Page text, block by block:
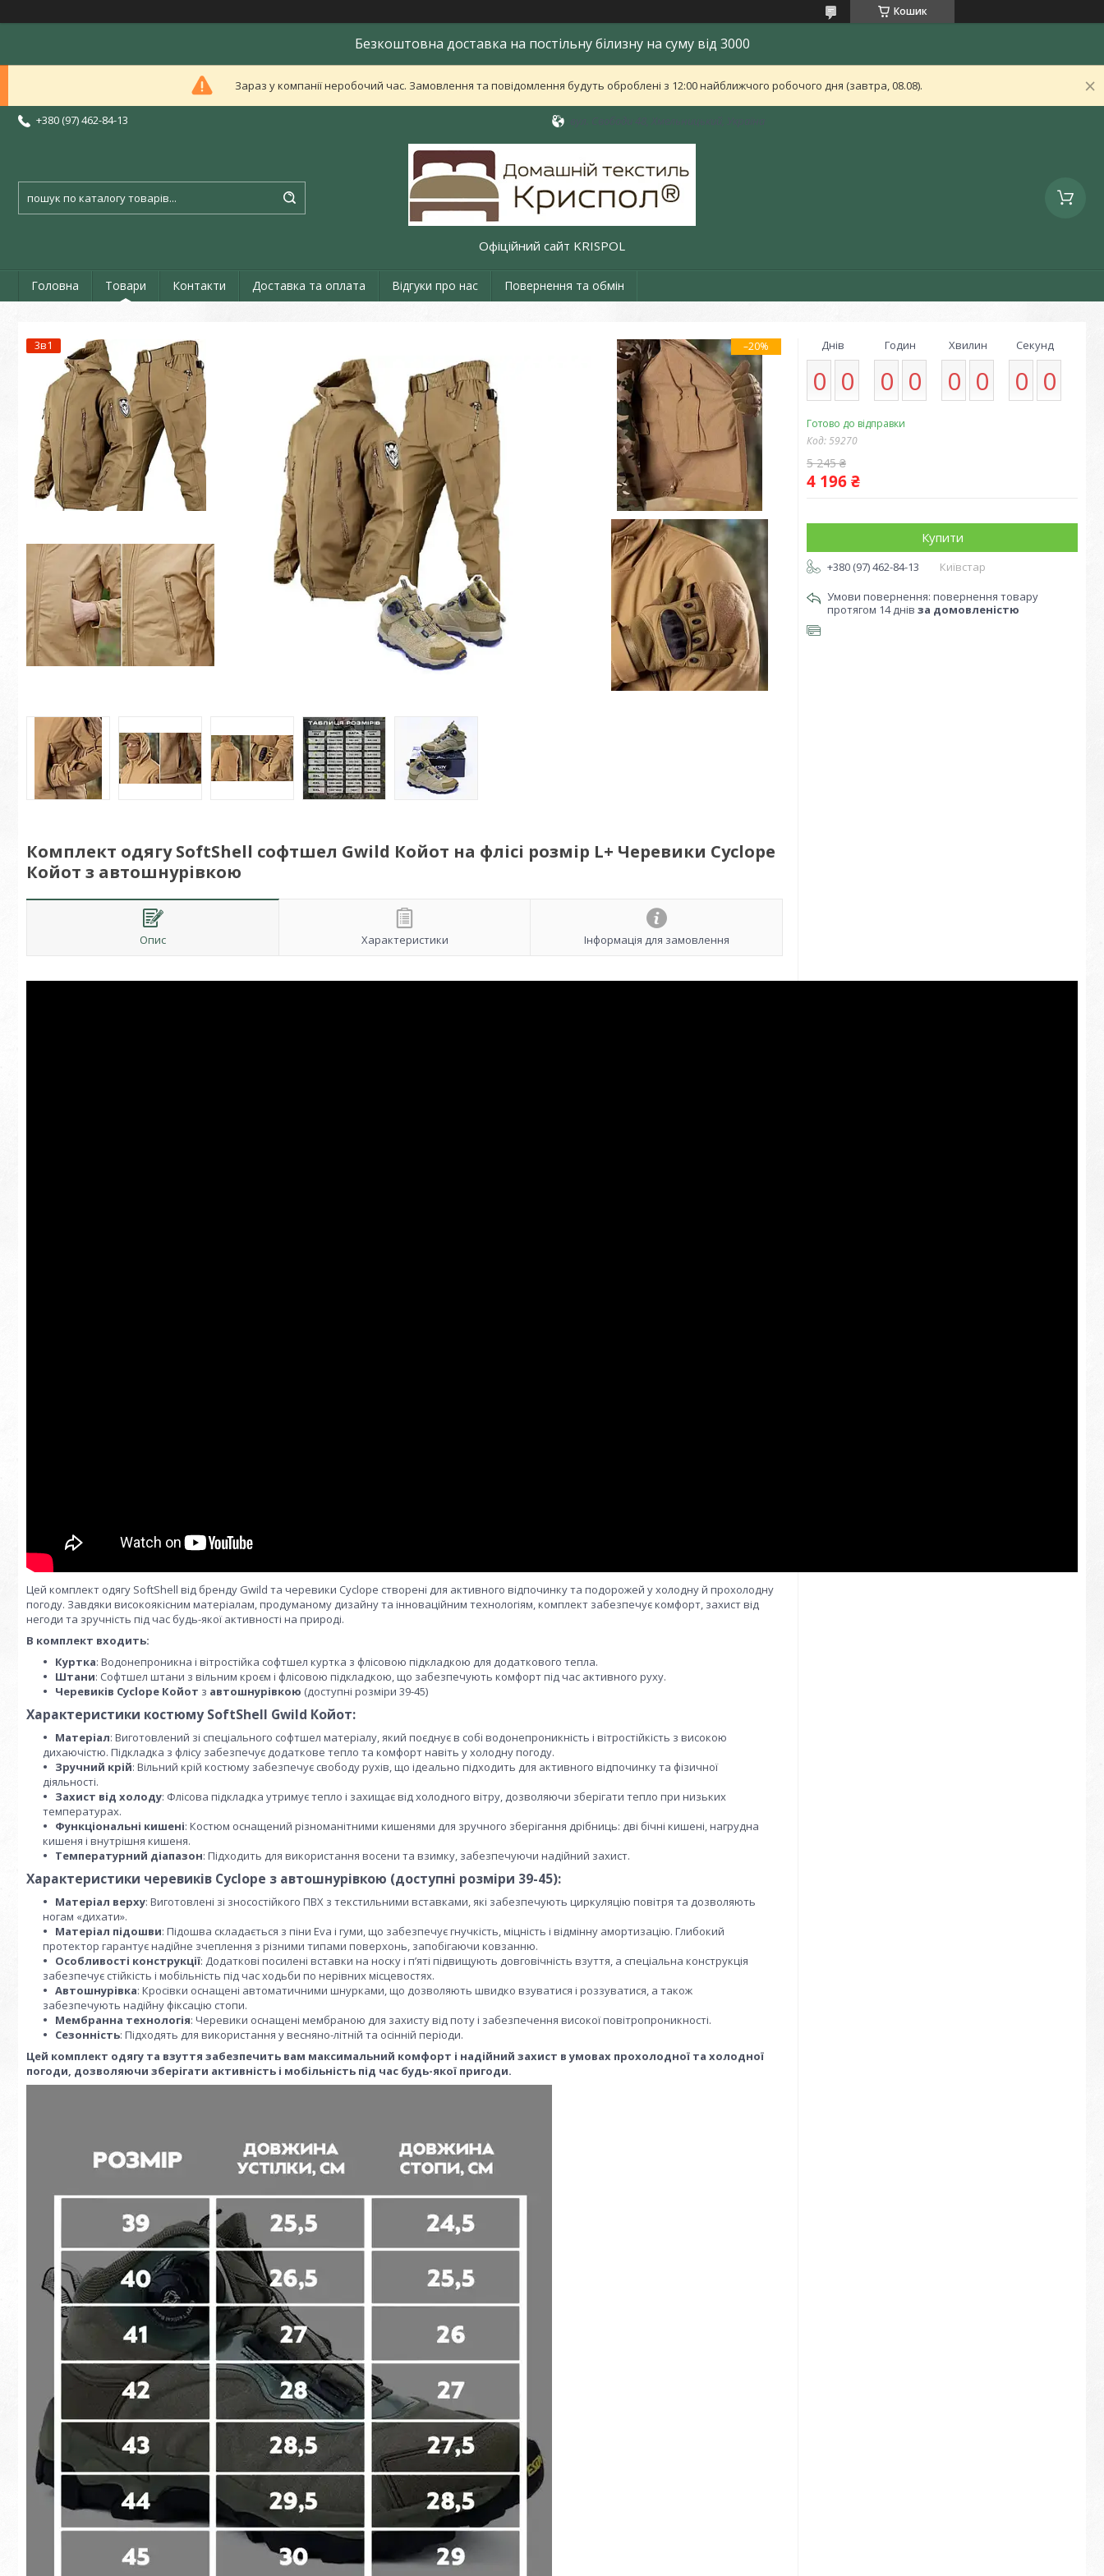
Кошик
Безкоштовна доставка на постільну білизну на суму від 3000
Зараз у компанії неробочий час. Замовлення та повідомлення будуть оброблені з 12:00 найближчого робочого дня (завтра, 08.08).
+380 (97) 462-84-13
Офіційний сайт KRISPOL
Головна Товари Контакти Доставка та оплата Відгуки про нас Повернення та обмін
3в1 –20%
Комплект одягу SoftShell софтшел Gwild Койот на флісі розмір L+ Черевики Cyclope
Койот з автошнурівкою
Опис Характеристики Інформація для замовлення
Цей комплект одягу SoftShell від бренду Gwild та черевики Cyclope створені для активного відпочинку та подорожей у холодну й прохолодну
погоду. Завдяки високоякісним матеріалам, продуманому дизайну та інноваційним технологіям, комплект забезпечує комфорт, захист від
негоди та зручність під час будь-якої активності на природі.
В комплект входить:
Куртка: Водонепроникна і вітростійка софтшел куртка з флісовою підкладкою для додаткового тепла.
Штани: Софтшел штани з вільним кроєм і флісовою підкладкою, що забезпечують комфорт під час активного руху.
Черевиків Cyclope Койот з автошнурівкою (доступні розміри 39-45)
Характеристики костюму SoftShell Gwild Койот:
Матеріал: Виготовлений зі спеціального софтшел матеріалу, який поєднує в собі водонепроникність і вітростійкість з високою
дихаючістю. Підкладка з флісу забезпечує додаткове тепло та комфорт навіть у холодну погоду.
Зручний крій: Вільний крій костюму забезпечує свободу рухів, що ідеально підходить для активного відпочинку та фізичної
діяльності.
Захист від холоду: Флісова підкладка утримує тепло і захищає від холодного вітру, дозволяючи зберігати тепло при низьких
температурах.
Функціональні кишені: Костюм оснащений різноманітними кишенями для зручного зберігання дрібниць: дві бічні кишені, нагрудна
кишеня і внутрішня кишеня.
Температурний діапазон: Підходить для використання восени та взимку, забезпечуючи надійний захист.
Характеристики черевиків Cyclope з автошнурівкою (доступні розміри 39-45):
Матеріал верху: Виготовлені зі зносостійкого ПВХ з текстильними вставками, які забезпечують циркуляцію повітря та дозволяють
ногам «дихати».
Матеріал підошви: Підошва складається з піни Eva і гуми, що забезпечує гнучкість, міцність і відмінну амортизацію. Глибокий
протектор гарантує надійне зчеплення з різними типами поверхонь, запобігаючи ковзанню.
Особливості конструкції: Додаткові посилені вставки на носку і п’яті підвищують довговічність взуття, а спеціальна конструкція
забезпечує стійкість і мобільність під час ходьби по нерівних місцевостях.
Автошнурівка: Кросівки оснащені автоматичними шнурками, що дозволяють швидко взуватися і роззуватися, а також
забезпечують надійну фіксацію стопи.
Мембранна технологія: Черевики оснащені мембраною для захисту від поту і забезпечення високої повітропроникності.
Сезонність: Підходять для використання у весняно-літній та осінній періоди.
Цей комплект одягу та взуття забезпечить вам максимальний комфорт і надійний захист в умовах прохолодної та холодної
погоди, дозволяючи зберігати активність і мобільність під час будь-якої пригоди.
Днів
0 0
Годин
0 0
Хвилин
0 0
Секунд
0 0
Готово до відправки
Код:59270
5 245 ₴
4 196 ₴
Купити
+380 (97) 462-84-13
Київстар
повернення товару
протягом 14 днів за домовленістю